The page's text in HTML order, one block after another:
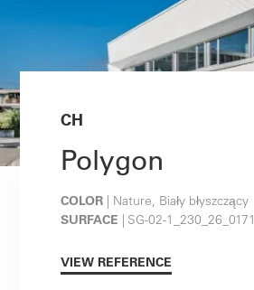
CH
Polygon
COLOR | Nature, Biały błyszczący
SURFACE | SG-02-1_230_26_0171
VIEW REFERENCE